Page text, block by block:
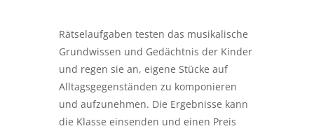
Rätselaufgaben testen das musikalische
Grundwissen und Gedächtnis der Kinder
und regen sie an, eigene Stücke auf
Alltagsgegenständen zu komponieren
und aufzunehmen. Die Ergebnisse kann
die Klasse einsenden und einen Preis